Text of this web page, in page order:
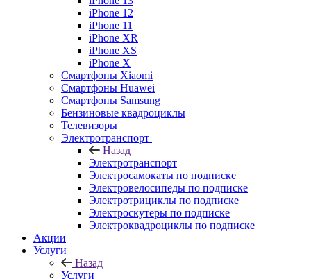
iPhone 12
iPhone 11
iPhone XR
iPhone XS
iPhone X
Смартфоны Xiaomi
Смартфоны Huawei
Смартфоны Samsung
Бензиновые квадроциклы
Телевизоры
Электротранспорт
Назад
Электротранспорт
Электросамокаты по подписке
Электровелосипеды по подписке
Электротрициклы по подписке
Электроскутеры по подписке
Электроквадроциклы по подписке
Акции
Услуги
Назад
Услуги